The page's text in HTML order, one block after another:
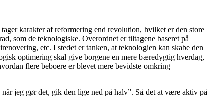
karakter af reformering end revolution, hvilket er den store
som de teknologiske. Overordnet er tiltagene baseret på
etc. I stedet er tanken, at teknologien kan skabe den
optimering skal give borgene en mere bæredygtig hverdag,
flere beboere er blevet mere bevidste omkring
jeg gør det, gik den lige ned på halv”. Så det at være aktiv på